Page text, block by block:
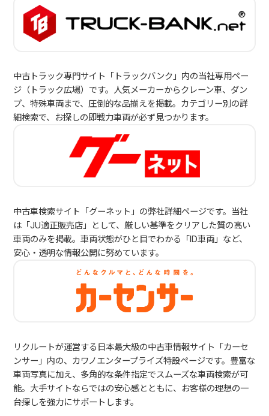
中古トラック専門サイト「トラックバンク」内の当社専用ペー
ジ（トラック広場）です。人気メーカーからクレーン車、ダン
プ、特殊車両まで、圧倒的な品揃えを掲載。カテゴリー別の詳
細検索で、お探しの即戦力車両が必ず見つかります。
中古車検索サイト「グーネット」の弊社詳細ページです。当社
は「JU適正販売店」として、厳しい基準をクリアした質の高い
車両のみを掲載。車両状態がひと目でわかる「ID車両」など、
安心・透明な情報公開に努めています。
リクルートが運営する日本最大級の中古車情報サイト「カーセ
ンサー」内の、カワノエンタープライズ特設ページです。豊富な
車両写真に加え、多角的な条件指定でスムーズな車両検索が可
能。大手サイトならではの安心感とともに、お客様の理想の一
台探しを強力にサポートします。